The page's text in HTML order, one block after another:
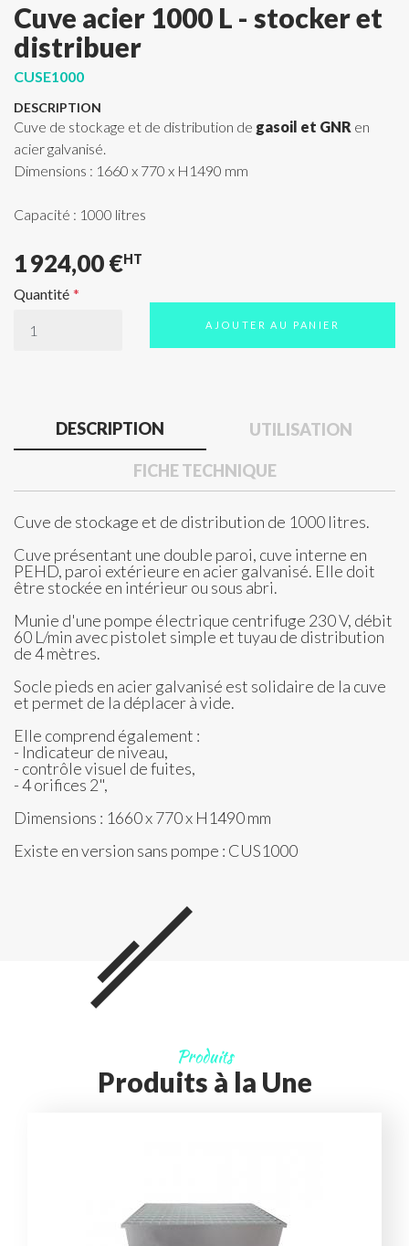
Cuve acier 1000 L - stocker et
distribuer
CUSE1000
DESCRIPTION
Cuve de stockage et de distribution de gasoil et GNR en
acier galvanisé.
Dimensions : 1660 x 770 x H1490 mm
Capacité : 1000 litres
1 924,00 €HT
Quantité
AJOUTER AU PANIER
DESCRIPTION UTILISATION
FICHE TECHNIQUE
Cuve de stockage et de distribution de 1000 litres.
Cuve présentant une double paroi, cuve interne en
PEHD, paroi extérieure en acier galvanisé. Elle doit
être stockée en intérieur ou sous abri.
Munie d'une pompe électrique centrifuge 230 V, débit
60 L/min avec pistolet simple et tuyau de distribution
de 4 mètres.
Socle pieds en acier galvanisé est solidaire de la cuve
et permet de la déplacer à vide.
Elle comprend également :
- Indicateur de niveau,
- contrôle visuel de fuites,
- 4 orifices 2",
Dimensions : 1660 x 770 x H1490 mm
Existe en version sans pompe : CUS1000
Produits
Produits à la Une